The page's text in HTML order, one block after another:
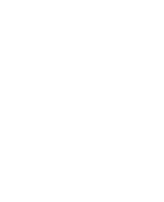
の推移」の
上就業者